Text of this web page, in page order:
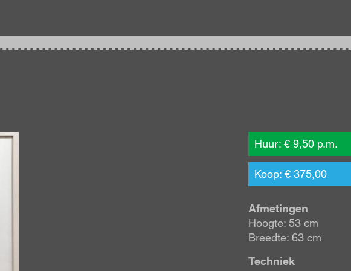
Huur: € 9,50 p.m.
Koop: € 375,00
Afmetingen
Hoogte: 53 cm
Breedte: 63 cm
Techniek